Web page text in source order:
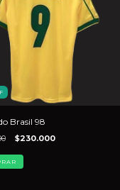
Brasil 98
$230.000